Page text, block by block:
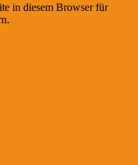
in diesem Browser für